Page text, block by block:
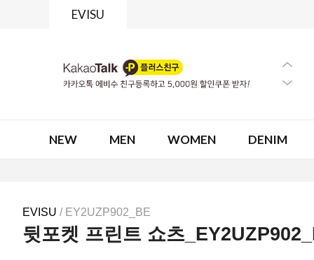
EVISU
NEW MEN WOMEN DENIM
EVISU / EY2UZP902_BE
뒷포켓 프린트 쇼츠